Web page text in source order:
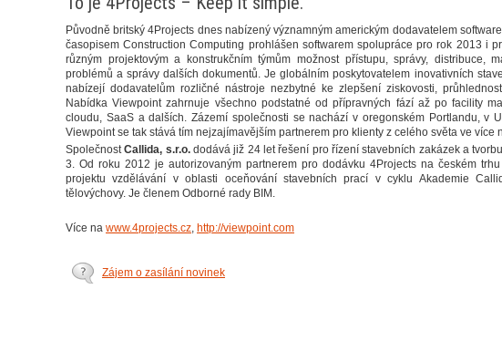
Původně britský 4Projects dnes nabízený významným americkým dodavatelem
časopisem Construction Computing prohlášen softwarem spolupráce pro rok 2013 i
různým projektovým a konstrukčním týmům možnost přístupu, správy, distribuce,
problémů a správy dalších dokumentů. Je globálním poskytovatelem inovativních
nabízejí dodavatelům rozličné nástroje nezbytné ke zlepšení ziskovosti,
Nabídka Viewpoint zahrnuje všechno podstatné od přípravných fází až po facility
cloudu, SaaS a dalších. Zázemí společnosti se nachází v oregonském Portlandu, v
Viewpoint se tak stává tím nejzajímavějším partnerem pro klienty z celého světa ve více
SpolečnostCallida, s.r.o.dodává již 24 let řešení pro řízení stavebních zakázek a
3. Od roku 2012 je autorizovaným partnerem pro dodávku 4Projects na českém
projektu vzdělávání v oblasti oceňování stavebních prací v cyklu Akademie
tělovýchovy. Je členem Odborné rady BIM.
Více na www.4projects.cz http://viewpoint.com
Zájem o zasílání novinek